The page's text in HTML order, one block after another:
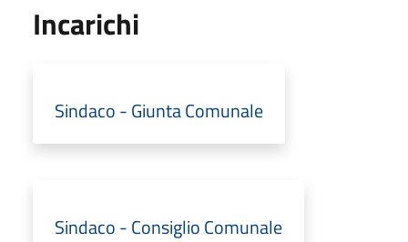
Incarichi
Sindaco - Giunta Comunale
Sindaco - Consiglio Comunale